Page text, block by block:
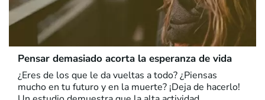
Pensar demasiado acorta la esperanza de vida
¿Eres de los que le da vueltas a todo? ¿Piensas
mucho en tu futuro y en la muerte? ¡Deja de hacerlo!